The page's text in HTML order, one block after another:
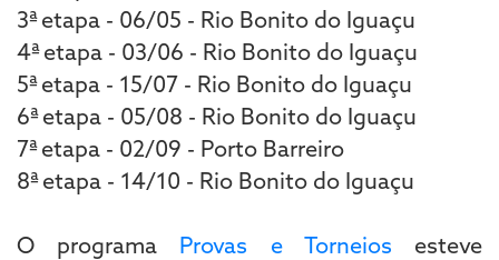
3ª etapa - 06/05 - Rio Bonito do Iguaçu
4ª etapa - 03/06 - Rio Bonito do Iguaçu
5ª etapa - 15/07 - Rio Bonito do Iguaçu
6ª etapa - 05/08 - Rio Bonito do Iguaçu
7ª etapa - 02/09 - Porto Barreiro
8ª etapa - 14/10 - Rio Bonito do Iguaçu
O programa Provas e Torneios esteve